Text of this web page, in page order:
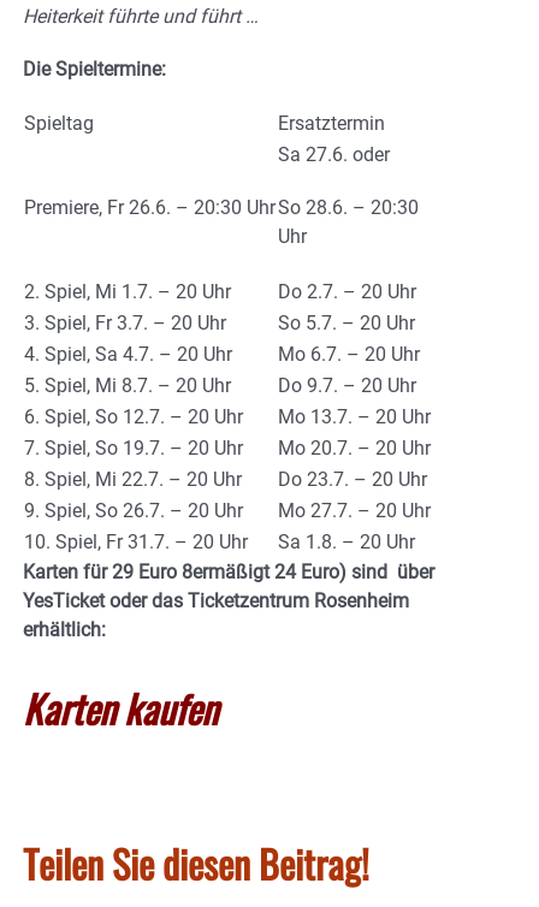
Heiterkeit führte und führt …
Die Spieltermine:
Spieltag Ersatztermin
Premiere, Fr 26.6. – 20:30 Uhr
Sa 27.6. oder
So 28.6. – 20:30
Uhr
2. Spiel, Mi 1.7. – 20 Uhr
Do 2.7. – 20 Uhr
3. Spiel, Fr 3.7. – 20 Uhr
So 5.7. – 20 Uhr
4. Spiel, Sa 4.7. – 20 Uhr
Mo 6.7. – 20 Uhr
5. Spiel, Mi 8.7. – 20 Uhr
Do 9.7. – 20 Uhr
6. Spiel, So 12.7. – 20 Uhr
Mo 13.7. – 20 Uhr
7. Spiel, So 19.7. – 20 Uhr
Mo 20.7. – 20 Uhr
8. Spiel, Mi 22.7. – 20 Uhr
Do 23.7. – 20 Uhr
9. Spiel, So 26.7. – 20 Uhr
Mo 27.7. – 20 Uhr
10. Spiel, Fr 31.7. – 20 Uhr
Sa 1.8. – 20 Uhr
Karten für 29 Euro 8ermäßigt 24 Euro) sind über
YesTicket oder das Ticketzentrum Rosenheim
erhältlich:
Karten kaufen
Teilen Sie diesen Beitrag!